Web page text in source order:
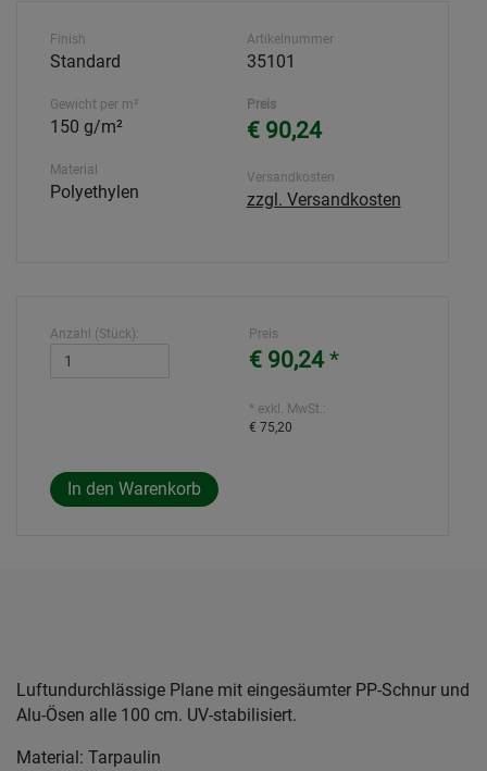
Finish
Standard
Gewicht per m²
150 g/m²
Material
Polyethylen
Artikelnummer
35101
Preis
€ 90,24
Versandkosten
zzgl. Versandkosten
Anzahl (Stück): Preis
€ 90,24*
* exkl. MwSt.:
€ 75,20
Luftundurchlässige Plane mit eingesäumter PP-Schnur und
Alu-Ösen alle 100 cm. UV-stabilisiert.
Material: Tarpaulin